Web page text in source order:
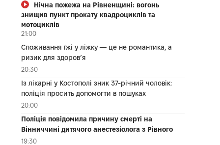
Нічна пожежа на Рівненщині: вогонь
знищив пункт прокату квадроциклів та
мотоциклів
21:00
Споживання їжі у ліжку — це не романтика, а
ризик для здоров’я
20:30
Із лікарні у Костополі зник 37-річний чоловік:
поліція просить допомогти в пошуках
20:00
Поліція повідомила причину смерті на
Вінниччині дитячого анестезіолога з Рівного
19:30